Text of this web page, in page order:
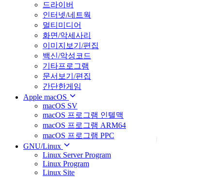
드라이버
인터넷/네트웍
멀티미디어
화면/악세사리
이미지보기/편집
백신/악성코드
기타프로그램
문서보기/편집
간단한게임
Apple macOS
macOS SV
macOS 프로그램 인텔맥
macOS 프로그램 ARM64
macOS 프로그램 PPC
GNU/Linux
Linux Server Program
Linux Program
Linux Site